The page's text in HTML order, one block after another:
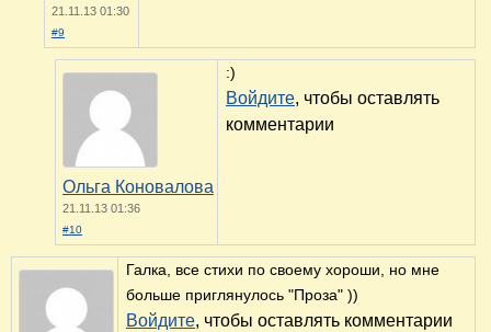
21.11.13 01:30
#9
Ольга Коновалова
21.11.13 01:36
#10
:)
Войдите, чтобы оставлять
комментарии
Галка, все стихи по своему хороши, но мне
больше приглянулось "Проза" ))
Войдите, чтобы оставлять комментарии